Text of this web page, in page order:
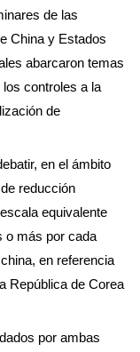
de las
China y Estados
abarcaron temas
controles a la
de
en el ámbito
reducción
equivalente
o más por cada
en referencia
República de Corea
por ambas